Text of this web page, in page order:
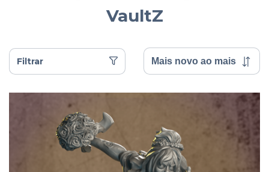
VaultZ
Filtrar